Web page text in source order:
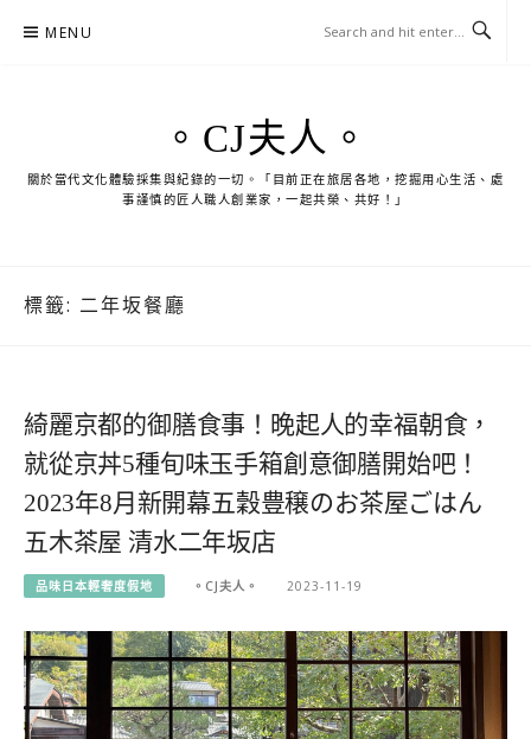
MENU
。CJ夫人。
關於當代文化體驗採集與紀錄的一切。「目前正在旅居各地，挖掘用心生活、處
事謹慎的匠人職人創業家，一起共榮、共好！」
標籤: 二年坂餐廳
綺麗京都的御膳食事！晚起人的幸福朝食，
就從京丼5種旬味玉手箱創意御膳開始吧！
2023年8月新開幕五穀豊穣のお茶屋ごはん
五木茶屋 清水二年坂店
品味日本輕奢度假地 。CJ夫人。 2023-11-19